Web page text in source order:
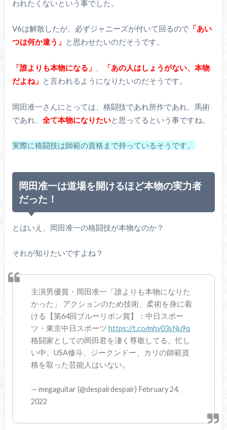
われたくないという事でした。
V6は解散したが、必ずジャニーズが付いて回るので「あい
つは何か違う」 と思わせたいのだそうです。
「誰よりも本物になる」
「あの人はしょうがない、本物
だよね」 と言われるようになりたいのだそうです。
岡田准一さんにとっては、格闘技であれ所作であれ、馬術
であれ、 全て本物になりたいと思ってるという事ですね。
実際に格闘技は師範の資格まで持っているそうです。
岡田准一は道場を開けるほど本物の実力者
だった！
とはいえ、岡田准一の格闘技が本物なのか？
それが知りたいですよね？
主演男優賞・岡田准一「誰よりも本物になりた
かった」 アクションのため技術、柔術を身に着
ける【第64回ブルーリボン賞】：中日スポー
ツ・東京中日スポーツhttps://t.co/mhv03sNu9q
格闘家としての岡田君を凄く尊敬してる。忙し
い中、USA修斗、ジークンドー、カリの師範資
格を取った芸能人はいない。
— megaguitar (@despairdespair) February 24,
2022